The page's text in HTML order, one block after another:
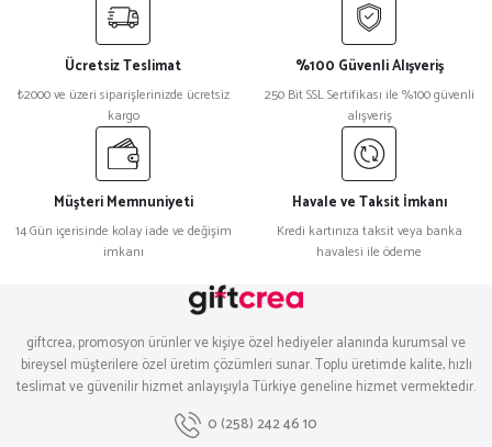
₺ 2.349,90
Kişiye Özel Yenidoğan Hoşgeldin Bebek Metal Kutu Seti | Erkek - (Model11)
₺ 2.349,90
Sepete Ekle
Ücretsiz Teslimat
₺2000 ve üzeri siparişlerinizde ücretsiz
kargo
%100 Güvenli Alışveriş
250 Bit SSL Sertifikası ile %100 güvenli
alışveriş
Müşteri Memnuniyeti
14 Gün içerisinde kolay iade ve değişim
imkanı
Havale ve Taksit İmkanı
Kredi kartınıza taksit veya banka
havalesi ile ödeme
giftcrea, promosyon ürünler ve kişiye özel hediyeler alanında kurumsal ve
bireysel müşterilere özel üretim çözümleri sunar. Toplu üretimde kalite, hızlı
teslimat ve güvenilir hizmet anlayışıyla Türkiye geneline hizmet vermektedir.
0 (258) 242 46 10